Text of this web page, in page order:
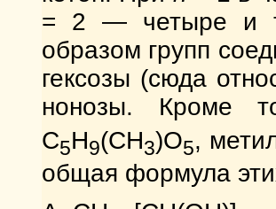
= 2 — четыре и
образом групп
гексозы (сюда
нонозы. Кроме
C5H9(CH3)O5,
общая формула